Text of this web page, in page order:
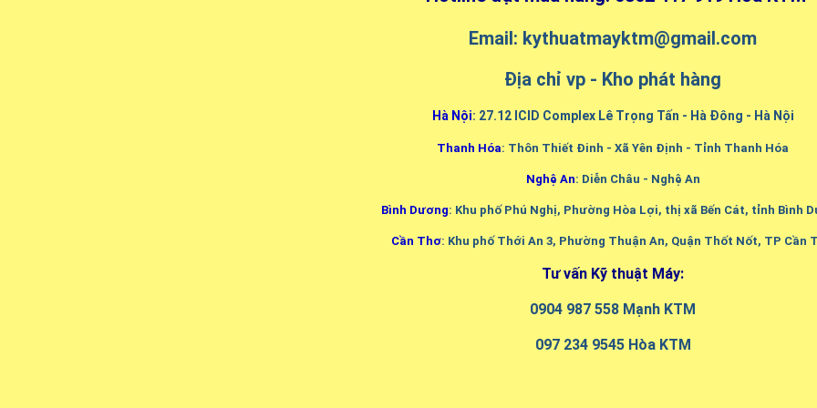
Email: kythuatmayktm@gmail.com
Địa chỉ vp - Kho phát hàng
Hà Nội: 27.12 ICID Complex Lê Trọng Tấn - Hà Đông - Hà Nội
Thanh Hóa: Thôn Thiết Đinh - Xã Yên Định - Tỉnh Thanh Hóa
Nghệ An: Diễn Châu - Nghệ An
Bình Dương: Khu phố Phú Nghị, Phường Hòa Lợi, thị xã Bến Cát, tỉnh Bình
Cần Thơ: Khu phố Thới An 3, Phường Thuận An, Quận Thốt Nốt, TP Cần
Tư vấn Kỹ thuật Máy:
0904 987 558 Mạnh KTM
097 234 9545 Hòa KTM